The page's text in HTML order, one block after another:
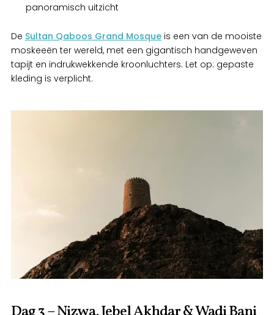
panoramisch uitzicht
De Sultan Qaboos Grand Mosque is een van de mooiste
moskeeën ter wereld, met een gigantisch handgeweven
tapijt en indrukwekkende kroonluchters. Let op: gepaste
kleding is verplicht.